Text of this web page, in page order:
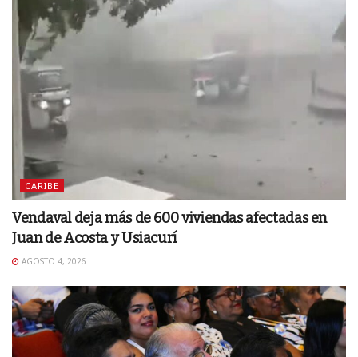
CARIBE
Vendaval deja más de 600 viviendas afectadas en
Juan de Acosta y Usiacurí
AGOSTO 4, 2026